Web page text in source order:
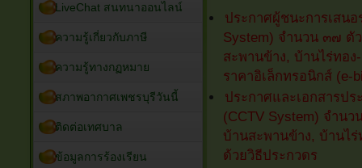
ประกาศผู้ชนะการเสน
System) จำนวน ๓๗ ตั
สะพานข้าง, บ้านไร่ทอ
ราคาอิเล็กทรอนิกส์ (e-
ประกาศและเอกสารป
(CCTV System) จำน
บ้านสะพานข้าง, บ้านไ
ด้วยวิธีประกวดร
LiveChat สนทนาออนไลน์
ความรู้เกี่ยวกับภาษี
ความรู้ทางกฏหมาย
สภาพอากาศเพชรบุรีวันนี้
ติดต่อเทศบาล
ข้อมูลการร้องเรียน